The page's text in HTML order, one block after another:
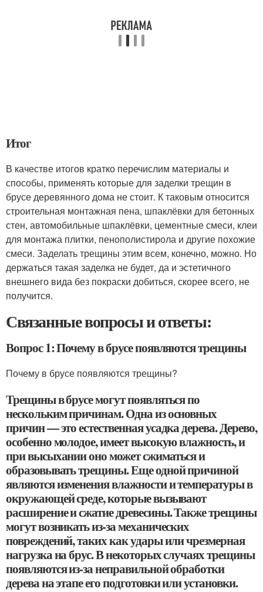
Итог
В качестве итогов кратко перечислим материалы и
способы, применять которые для заделки трещин в
брусе деревянного дома не стоит. К таковым относится
строительная монтажная пена, шпаклёвки для бетонных
стен, автомобильные шпаклёвки, цементные смеси, клеи
для монтажа плитки, пенополистирола и другие похожие
смеси. Заделать трещины этим всем, конечно, можно. Но
держаться такая заделка не будет, да и эстетичного
внешнего вида без покраски добиться, скорее всего, не
получится.
Связанные вопросы и ответы:
Вопрос 1: Почему в брусе появляются трещины
Почему в брусе появляются трещины?
Трещины в брусе могут появляться по
нескольким причинам. Одна из основных
причин — это естественная усадка дерева. Дерево,
особенно молодое, имеет высокую влажность, и
при высыхании оно может сжиматься и
образовывать трещины. Еще одной причиной
являются изменения влажности и температуры в
окружающей среде, которые вызывают
расширение и сжатие древесины. Также трещины
могут возникать из-за механических
повреждений, таких как удары или чрезмерная
нагрузка на брус. В некоторых случаях трещины
появляются из-за неправильной обработки
дерева на этапе его подготовки или установки.